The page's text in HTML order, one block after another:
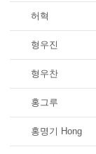
허혁
형우진
형우찬
홍그루
홍명기 Hong